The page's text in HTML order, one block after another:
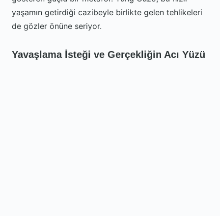
yaşamın getirdiği cazibeyle birlikte gelen tehlikeleri
de gözler önüne seriyor.
Yavaşlama İsteği ve Gerçekliğin Acı Yüzü